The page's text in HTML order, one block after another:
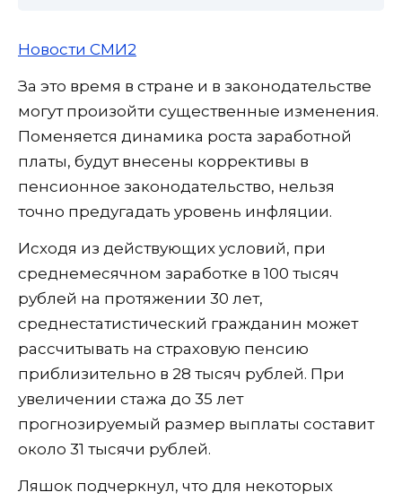
Новости СМИ2
За это время в стране и в законодательстве
могут произойти существенные изменения.
Поменяется динамика роста заработной
платы, будут внесены коррективы в
пенсионное законодательство, нельзя
точно предугадать уровень инфляции.
Исходя из действующих условий, при
среднемесячном заработке в 100 тысяч
рублей на протяжении 30 лет,
среднестатистический гражданин может
рассчитывать на страховую пенсию
приблизительно в 28 тысяч рублей. При
увеличении стажа до 35 лет
прогнозируемый размер выплаты составит
около 31 тысячи рублей.
Ляшок подчеркнул, что для некоторых